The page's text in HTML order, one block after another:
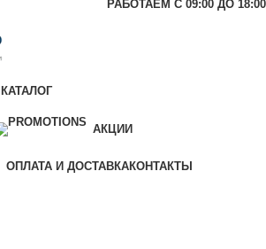
РАБОТАЕМ С 09:00 ДО 18:00
КАТАЛОГ
АКЦИИ
ОПЛАТА И ДОСТАВКАКОНТАКТЫ